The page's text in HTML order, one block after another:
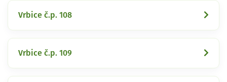
Vrbice č.p. 108
Vrbice č.p. 109